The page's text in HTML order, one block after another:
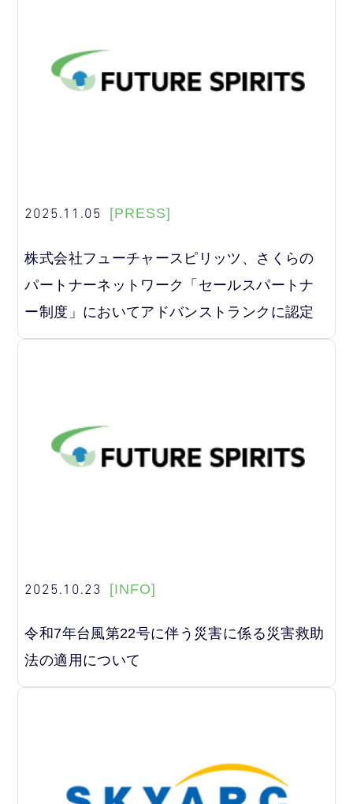
2025.11.05 [PRESS]
株式会社フューチャースピリッツ、さくらの
パートナーネットワーク「セールスパートナ
ー制度」においてアドバンストランクに認定
2025.10.23 [INFO]
令和7年台風第22号に伴う災害に係る災害救助
法の適用について